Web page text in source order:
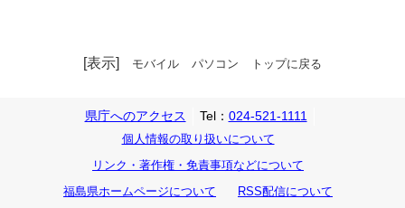
[表示] モバイル パソコン トップに戻る
県庁へのアクセス Tel： 024-521-1111
個人情報の取り扱いについて
リンク・著作権・免責事項などについて
福島県ホームページについて
RSS配信について